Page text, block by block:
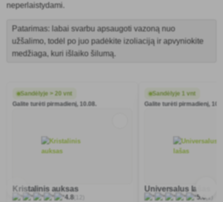
neperlaistydami.
Patarimas: labai svarbu apsaugoti vazoną nuo
užšalimo, todėl po juo padėkite izoliaciją ir apvyniokite
medžiaga, kuri išlaiko šilumą.
Sandėlyje > 20 vnt
Galite turėti pirmadienį, 10.08.
Kristalinis auksas
4.8(12)
Sandėlyje 1 vnt
Galite turėti pirmadienį,
Universalus lašas
5.0(1)